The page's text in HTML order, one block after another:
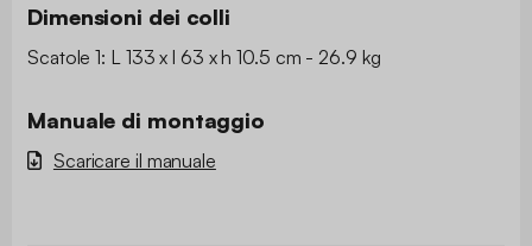
Dimensioni dei colli
Scatole 1: L 133 x l 63 x h 10.5 cm - 26.9 kg
Manuale di montaggio
Scaricare il manuale